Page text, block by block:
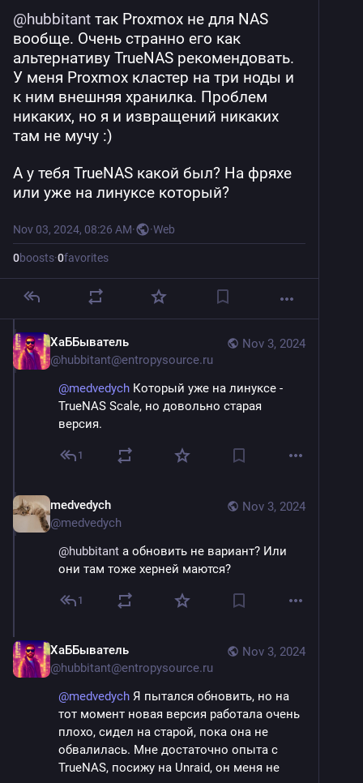
@hubbitant так Proxmox не для NAS
вообще. Очень странно его как
альтернативу TrueNAS рекомендовать.
У меня Proxmox кластер на три ноды и
к ним внешняя хранилка. Проблем
никаких, но я и извращений никаких
там не мучу :)
А у тебя TrueNAS какой был? На фряхе
или уже на линуксе который?
Nov 03, 2024, 08:26 AM· ·Web
0boosts·0favorites
Nov 3, 2024
ХаББыватель
@hubbitant@entropysource.ru
@medvedych Который уже на линуксе -
TrueNAS Scale, но довольно старая
версия.
1
Nov 3, 2024
medvedych
@medvedych
@hubbitant а обновить не вариант? Или
они там тоже херней маются?
1
Nov 3, 2024
ХаББыватель
@hubbitant@entropysource.ru
@medvedych Я пытался обновить, но на
тот момент новая версия работала очень
плохо, сидел на старой, пока она не
обвалилась. Мне достаточно опыта с
TrueNAS, посижу на Unraid, он меня не